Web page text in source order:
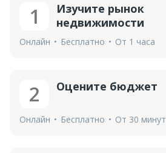
1
Изучите рынок
недвижимости
Онлайн Бесплатно От 1 часа
2 Оцените бюджет
Онлайн Бесплатно От 30 минут